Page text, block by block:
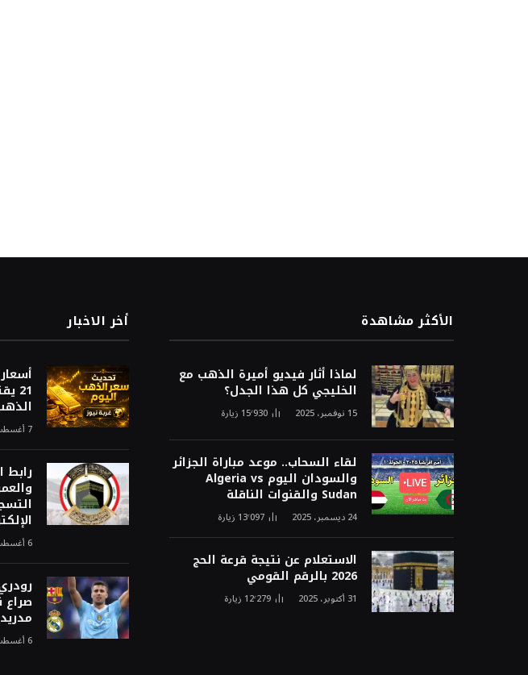
الأكثر مشاهدة
لماذا أثار فيديو أميرة الذهب مع
الخليجي كل هذا الجدل؟
15 نوفمبر، 2025 15٬930 زيارة
لقاء السحاب.. موعد مباراة الجزائر
والسودان اليوم Algeria vs
Sudan والقنوات الناقلة
24 ديسمبر، 2025 13٬097 زيارة
الاستعلام عن نتيجة قرعة الحج
2026 بالرقم القومي
31 أكتوبر، 2025 12٬279 زيارة
أخر الاخبار
7 أغسطس، 2026
رابط
6 أغسطس، 2026
صراع
مدريد
6 أغسطس، 2026